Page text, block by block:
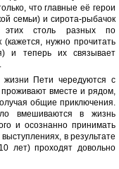
что главные её герои
семьи) и сирота-рыбачок
этих столь разных по
нужно прочитать
и теперь их связывает
жизни Пети чередуются с
проживают вместе и рядом,
общие приключения.
вмешиваются в жизнь
и осознанно принимать
в результате
лет) проходят довольно